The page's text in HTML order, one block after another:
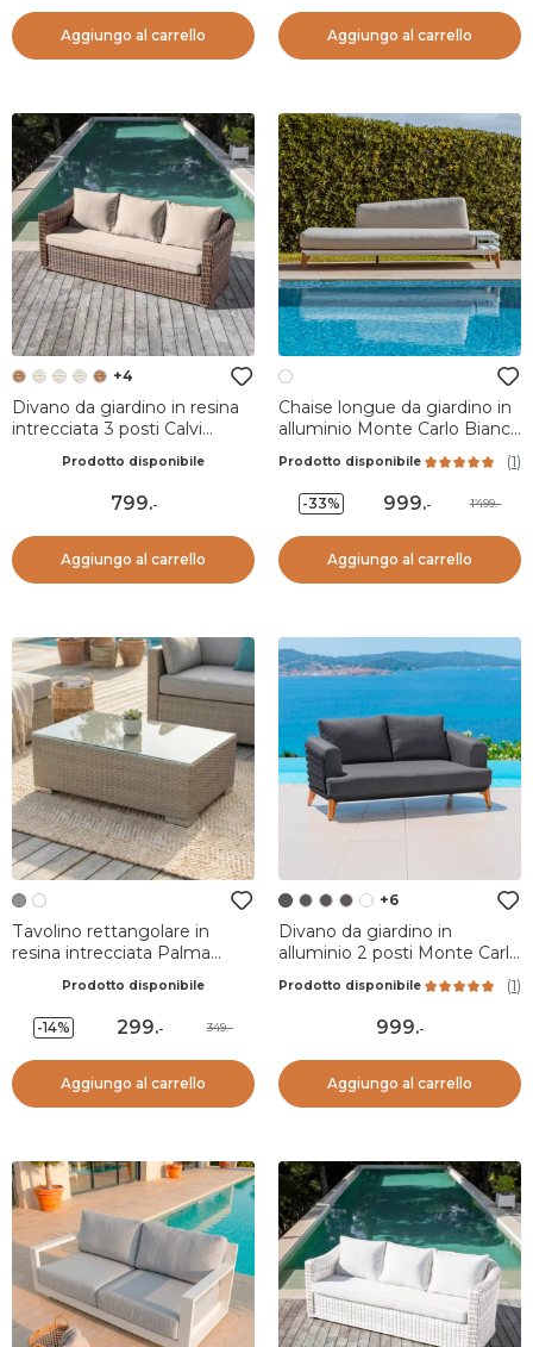
Aggiungo al carrello Aggiungo al carrello
+4
Divano da giardino in resina
intrecciata 3 posti Calvi
Prodotto disponibile
799.-
Aggiungo al carrello
Chaise longue da giardino in
alluminio Monte Carlo Bianco
Prodotto disponibile (1)
-33% 999.- 1’499.-
Aggiungo al carrello
Tavolino rettangolare in
resina intrecciata Palma
Prodotto disponibile
-14% 299.- 349.-
Aggiungo al carrello
+6
Divano da giardino in
alluminio 2 posti Monte Carlo
Prodotto disponibile (1)
999.-
Aggiungo al carrello